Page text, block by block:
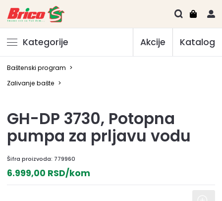
Kategorije Akcije Katalog
Baštenski program >
Zalivanje bašte >
GH-DP 3730, Potopna
pumpa za prljavu vodu
Šifra proizvoda: 779960
6.999,00 RSD/kom